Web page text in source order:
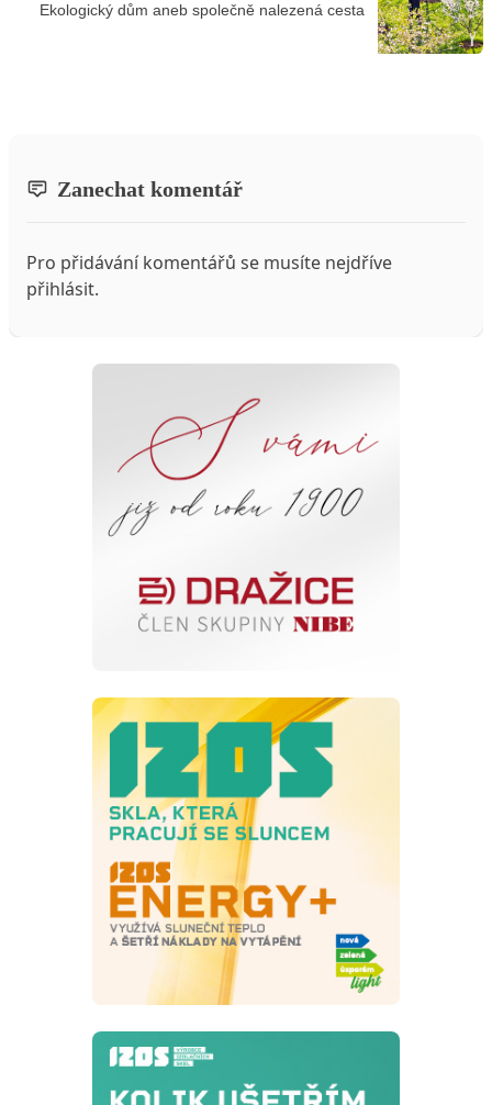
Ekologický dům aneb společně nalezená cesta
Zanechat komentář
Pro přidávání komentářů se musíte nejdříve
přihlásit.